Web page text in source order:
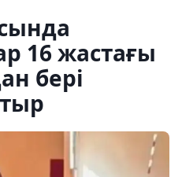
16 жастағы
бері